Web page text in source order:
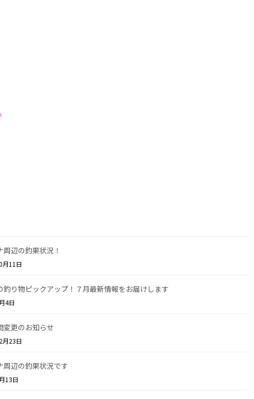
辺の釣果状況！
11日
り物ピックアップ！７月最新情報をお届けします
4日
更のお知らせ
23日
辺の釣果状況です
13日